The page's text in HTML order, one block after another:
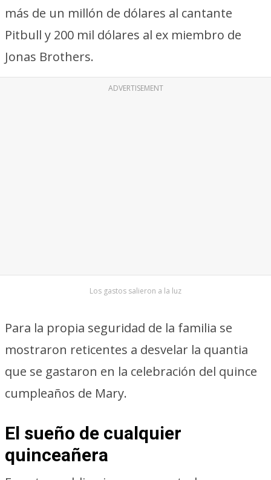
más de un millón de dólares al cantante
Pitbull y 200 mil dólares al ex miembro de
Jonas Brothers.
ADVERTISEMENT
Los gastos salieron a la luz
Para la propia seguridad de la familia se
mostraron reticentes a desvelar la quantia
que se gastaron en la celebración del quince
cumpleaños de Mary.
El sueño de cualquier
quinceañera